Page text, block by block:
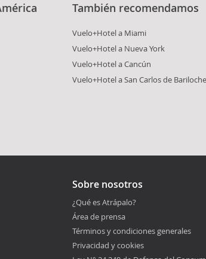
También recomendamos
Vuelo+Hotel a Miami
Vuelo+Hotel a Nueva York
Vuelo+Hotel a Cancún
Vuelo+Hotel a San Carlos de Bariloche
Sobre nosotros
¿Qué es Atrápalo?
Área de prensa
Términos y condiciones generales
Privacidad y cookies